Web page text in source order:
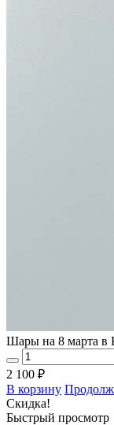
Шары на 8 марта в
2 100 ₽
В корзину
Скидка!
Быстрый просмотр